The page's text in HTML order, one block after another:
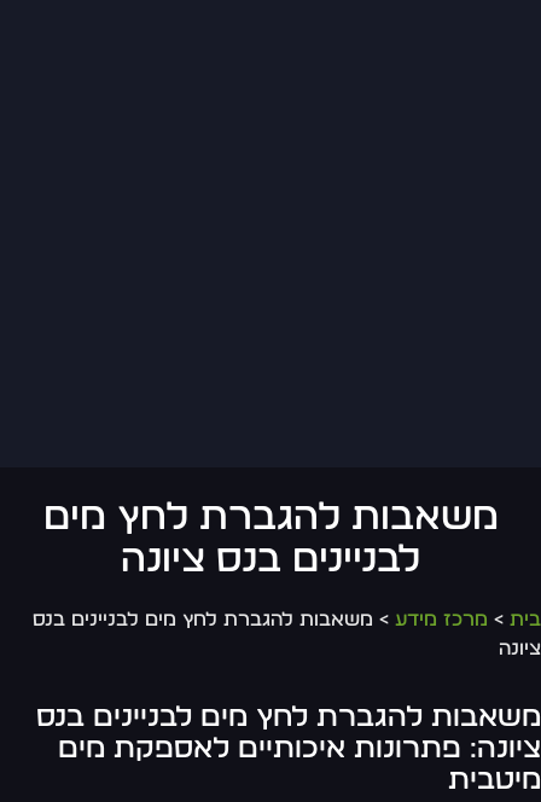
משאבות להגברת לחץ מים
לבניינים בנס ציונה
> מרכז מידע> משאבות להגברת לחץ מים לבניינים בנס
להגברת לחץ מים לבניינים בנס
פתרונות איכותיים לאספקת מים